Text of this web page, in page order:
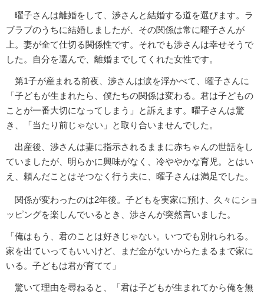
曜子さんは離婚をして、渉さんと結婚する道を選びます。ラ
ブラブのうちに結婚しましたが、その関係は常に曜子さんが
上。妻が全て仕切る関係性です。それでも渉さんは幸せそうで
した。自分を選んで、離婚までしてくれた女性です。
第1子が産まれる前夜、渉さんは涙を浮かべて、曜子さんに
「子どもが生まれたら、僕たちの関係は変わる。君は子どもの
ことが一番大切になってしまう」と訴えます。曜子さんは驚
き、「当たり前じゃない」と取り合いませんでした。
出産後、渉さんは妻に指示されるままに赤ちゃんの世話をし
ていましたが、明らかに興味がなく、冷ややかな育児。とはい
え、頼んだことはそつなく行う夫に、曜子さんは満足でした。
関係が変わったのは2年後。子どもを実家に預け、久々にショ
ッピングを楽しんでいるとき、渉さんが突然言いました。
「俺はもう、君のことは好きじゃない。いつでも別れられる。
家を出ていってもいいけど、まだ金がないからたまるまで家に
いる。子どもは君が育てて」
驚いて理由を尋ねると、「君は子どもが生まれてから俺を無